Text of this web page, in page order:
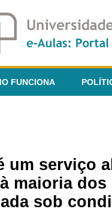
FUNCIONA
um serviço
maioria
sob